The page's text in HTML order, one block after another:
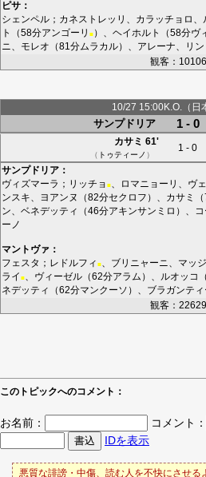
ピサ ：
シェンペル ； カネストレッリ カラッチョロ
ト
（58分アンゴーリ ■ ）、 ヘイホルト （58分ヴ
ニ
モレオ （81分ムラカル）、 アレーナ リ
観客：
10/27 15:00K.O.（日
サンプドリア 1 - 0
カサミ 61'
（ トゥティーノ ）
1 - 0
サンプドリア ：
ヴィズマーラ ； リッチョ ■ ロマニョーリ ヴ
ンスキ
ヨアンヌ （82分セクロフ ）、 カサミ
ン
ベネデッティ （46分アキンサンミロ ）、
ーノ
マントヴァ ：
フェスタ ； レドルフィ ■ ブリニャーニ マッ
ライ ■ ヴィーゼル （62分アラム ）、 ルオッコ
ネデッティ
（62分マンクーソ ）、 ブラガンティ
観客：
このトピックへのコメント：
お名前： コメント：
IDを表示
悪質な誹謗・中傷、読む人を不快にさせ